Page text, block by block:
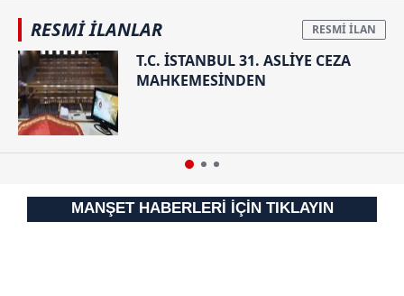
RESMİ İLANLAR
T.C. İSTANBUL 31. ASLİYE CEZA
MAHKEMESİNDEN
MANŞET HABERLERİ İÇİN TIKLAYIN